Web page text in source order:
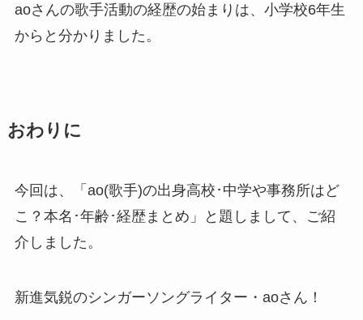
aoさんの歌手活動の経歴の始まりは、小学校6年生
から と分かりました。
おわりに
今回は、「ao(歌手)の出身高校･中学や事務所はど
こ？本名･年齢･経歴まとめ」と題しまして、ご紹
介しました。
新進気鋭のシンガーソングライター・aoさん！